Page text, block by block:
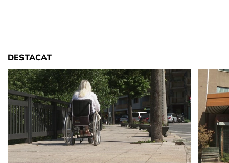
DESTACAT